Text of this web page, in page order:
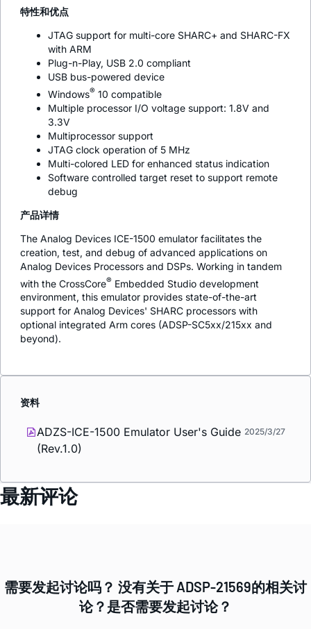
特性和优点
JTAG support for multi-core SHARC+ and SHARC-FX
with ARM
Plug-n-Play, USB 2.0 compliant
USB bus-powered device
Windows® 10 compatible
Multiple processor I/O voltage support: 1.8V and
3.3V
Multiprocessor support
JTAG clock operation of 5 MHz
Multi-colored LED for enhanced status indication
Software controlled target reset to support remote
debug
产品详情
The Analog Devices ICE-1500 emulator facilitates the
creation, test, and debug of advanced applications on
Analog Devices Processors and DSPs. Working in tandem
with the CrossCore® Embedded Studio development
environment, this emulator provides state-of-the-art
support for Analog Devices' SHARC processors with
optional integrated Arm cores (ADSP-SC5xx/215xx and
beyond).
资料
ADZS-ICE-1500 Emulator User's Guide
(Rev.1.0)
2025/3/27
最新评论
需要发起讨论吗？ 没有关于 ADSP-21569的相关讨
论？是否需要发起讨论？